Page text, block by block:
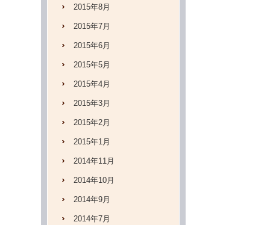
2015年8月
2015年7月
2015年6月
2015年5月
2015年4月
2015年3月
2015年2月
2015年1月
2014年11月
2014年10月
2014年9月
2014年7月